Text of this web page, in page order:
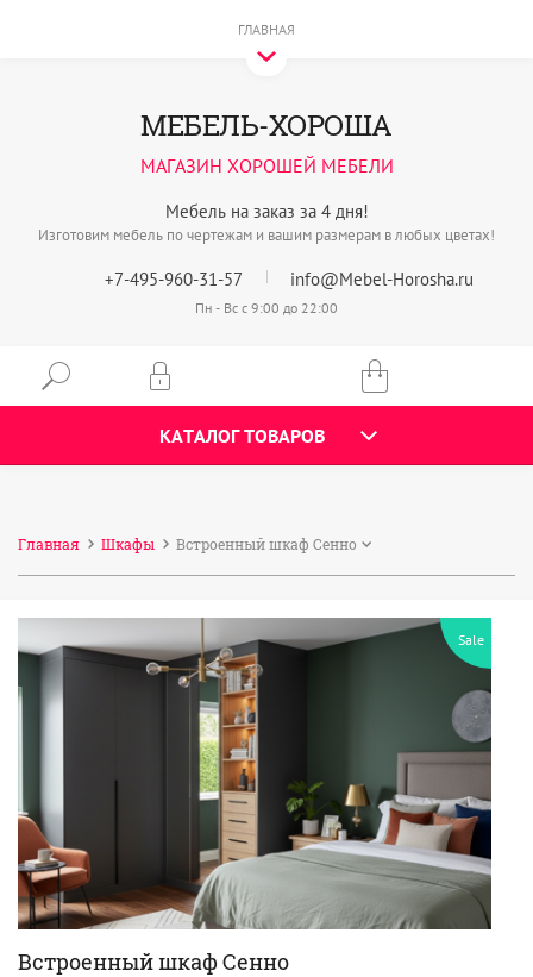
ГЛАВНАЯ
Мебель на заказ за 4 дня!
Изготовим мебель по чертежам и вашим размерам в любых цветах!
МЕБЕЛЬ-ХОРОША
МАГАЗИН ХОРОШЕЙ МЕБЕЛИ
+7-495-960-31-57 info@Mebel-Horosha.ru
Пн - Вс с 9:00 до 22:00
КАТАЛОГ ТОВАРОВ
Главная Шкафы Встроенный шкаф Сенно
Sale
Встроенный шкаф Сенно